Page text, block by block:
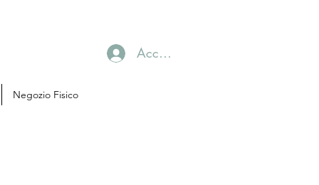
Accedi
Negozio Fisico